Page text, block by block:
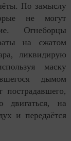
По замыслу
не могут
Огнеборцы
на сжатом
ликвидирую
маску
дымом
двигаться, на
и передаётся